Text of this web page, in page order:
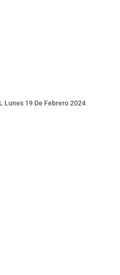
Lunes 19 De Febrero 2024